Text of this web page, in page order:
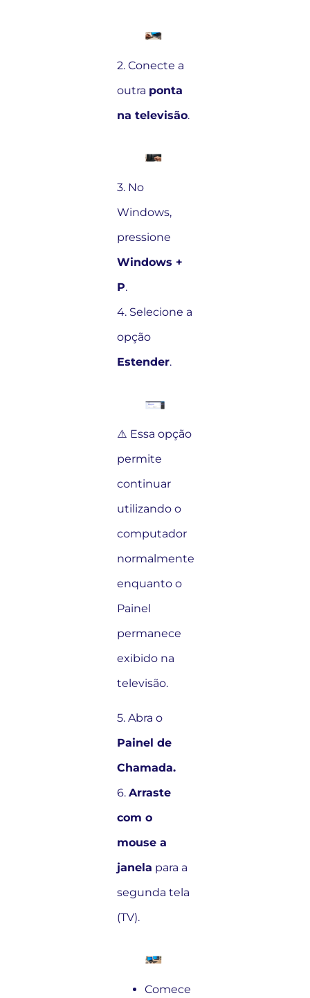
2. Conecte a
outra ponta
na televisão.
3. No
Windows,
pressione
Windows +
P.
4. Selecione a
opção
Estender.
⚠️ Essa opção
permite
continuar
utilizando o
computador
normalmente
enquanto o
Painel
permanece
exibido na
televisão.
5. Abra o
Painel de
Chamada.
6.Arraste
com o
mouse a
janela para a
segunda tela
(TV).
Comece